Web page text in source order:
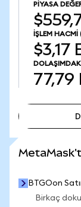
PIYASA
İŞLEM HACMI
$3,17
77,79
BTGOon
Birkaç